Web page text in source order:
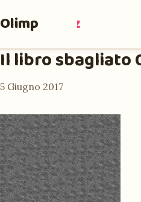
Olimpia Ruiz
Il libro sbagliato
5 Giugno 2017